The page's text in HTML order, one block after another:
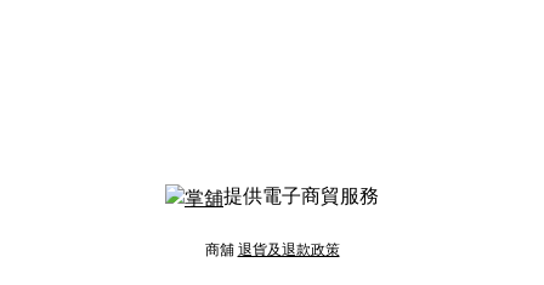
提供電子商貿服務
商舖 退貨及退款政策